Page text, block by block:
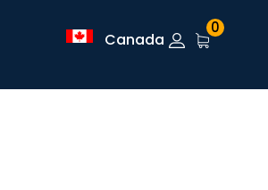
Canada
0